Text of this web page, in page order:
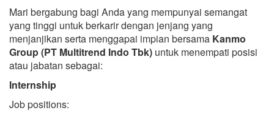
Mari bergabung bagi Anda yang mempunyai semangat
yang tinggi untuk berkarir dengan jenjang yang
menjanjikan serta menggapai impian bersama Kanmo
Group (PT Multitrend Indo Tbk) untuk menempati posisi
atau jabatan sebagai:
Internship
Job positions: